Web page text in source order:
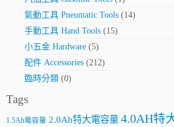
氣動工具 Pneumatic Tools (14)
手動工具 Hand Tools (15)
小五金 Hardware (5)
配件 Accessories (212)
臨時分類 (0)
Tags
1.5Ah電容量 2.0Ah特大電容量 4.0AH特